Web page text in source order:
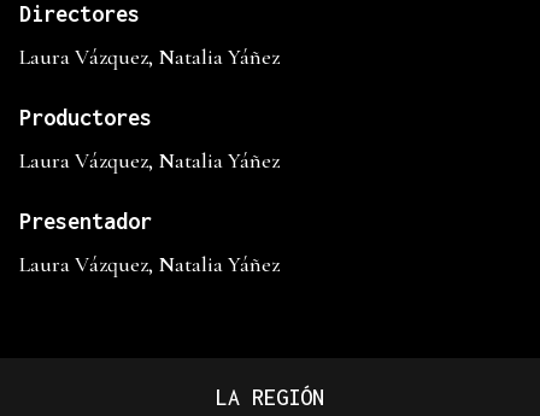
Directores
Laura Vázquez, Natalia Yáñez
Productores
Laura Vázquez, Natalia Yáñez
Presentador
Laura Vázquez, Natalia Yáñez
LA REGIÓN